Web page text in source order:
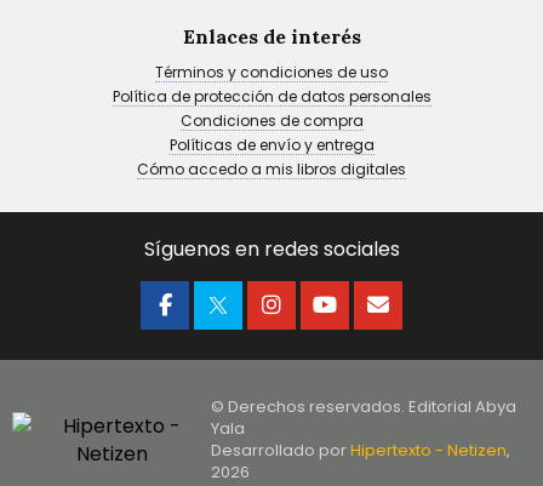
Enlaces de interés
Términos y condiciones de uso
Política de protección de datos personales
Condiciones de compra
Políticas de envío y entrega
Cómo accedo a mis libros digitales
Síguenos en redes sociales
© Derechos reservados. Editorial Abya
Yala
Desarrollado porHipertexto - Netizen,
2026